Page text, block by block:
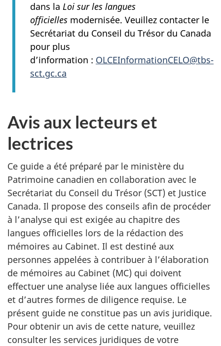
dans la Loi sur les langues
officielles modernisée. Veuillez contacter le
Secrétariat du Conseil du Trésor du Canada
pour plus
d’information : OLCEInformationCELO@tbs-
sct.gc.ca
Avis aux lecteurs et
lectrices
Ce guide a été préparé par le ministère du
Patrimoine canadien en collaboration avec le
Secrétariat du Conseil du Trésor (SCT) et Justice
Canada. Il propose des conseils afin de procéder
à l’analyse qui est exigée au chapitre des
langues officielles lors de la rédaction des
mémoires au Cabinet. Il est destiné aux
personnes appelées à contribuer à l’élaboration
de mémoires au Cabinet (MC) qui doivent
effectuer une analyse liée aux langues officielles
et d’autres formes de diligence requise. Le
présent guide ne constitue pas un avis juridique.
Pour obtenir un avis de cette nature, veuillez
consulter les services juridiques de votre